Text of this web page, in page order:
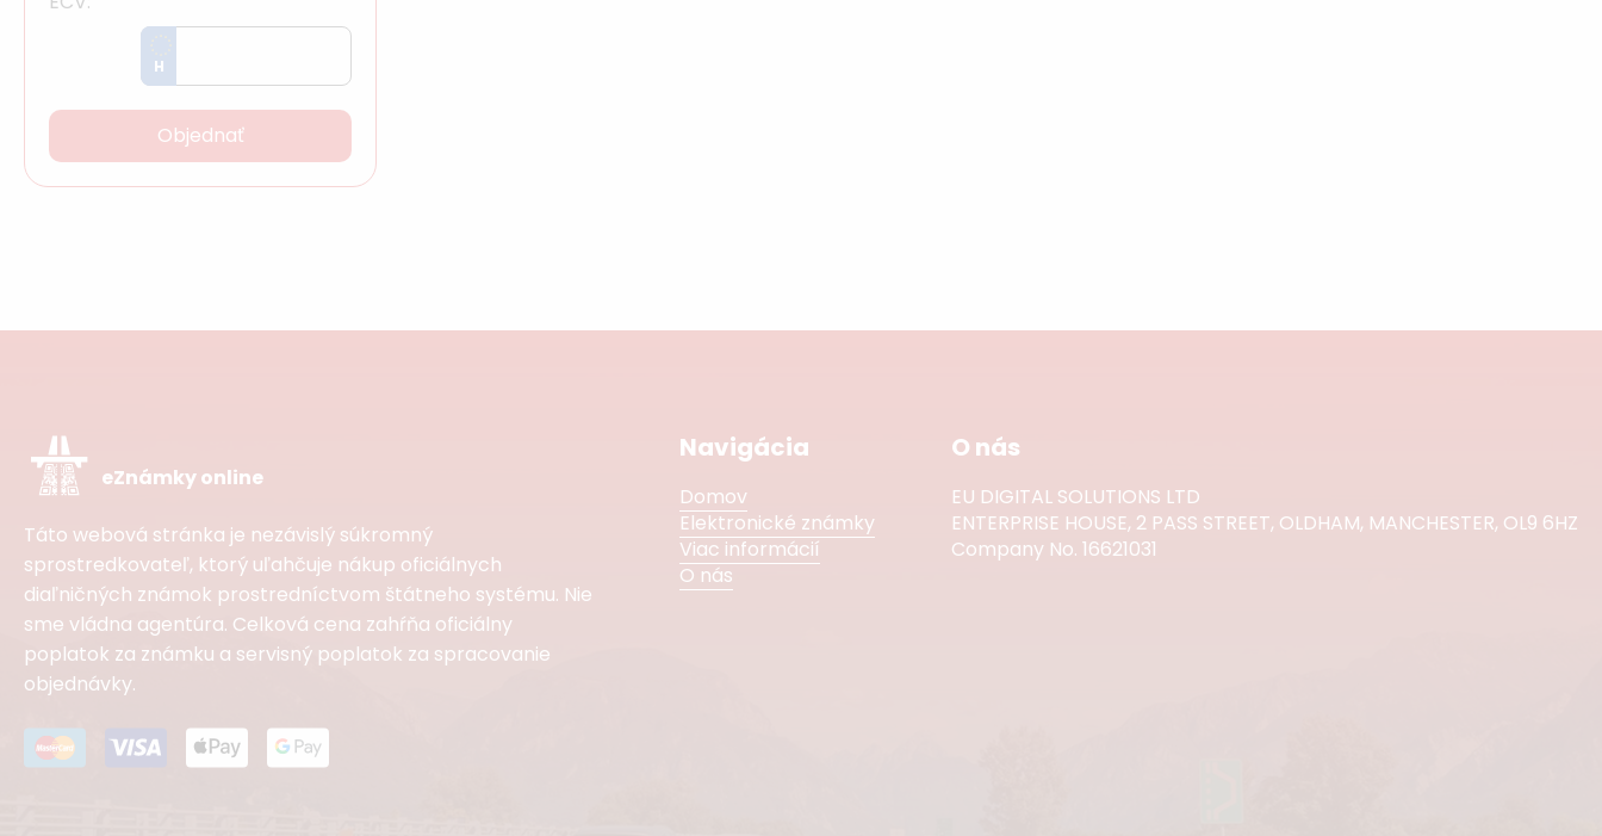
H
Objednať
eZnámky online
Táto webová stránka je nezávislý súkromný
sprostredkovateľ, ktorý uľahčuje nákup oficiálnych
diaľničných známok prostredníctvom štátneho systému. Nie
sme vládna agentúra. Celková cena zahŕňa oficiálny
poplatok za známku a servisný poplatok za spracovanie
objednávky.
Navigácia
Domov
Elektronické známky
Viac informácií
O nás
O nás
EU DIGITAL SOLUTIONS LTD
ENTERPRISE HOUSE, 2 PASS STREET, OLDHAM, MANCHESTER, OL9 6HZ
Company No. 16621031